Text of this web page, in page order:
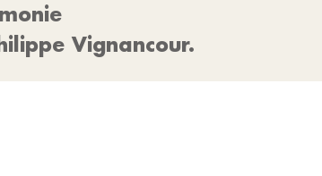
Vignancour.